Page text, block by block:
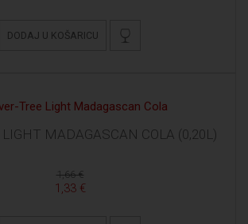
DODAJ U KOŠARICU
LIGHT MADAGASCAN COLA (0,20L)
1,66 €
1,33 €